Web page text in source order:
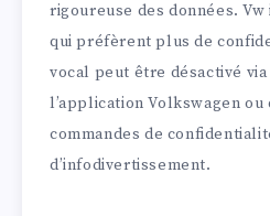
rigoureuse des données.
qui préfèrent plus de
vocal peut être désactivé
l’application Volkswagen
commandes de
d’infodivertissement.